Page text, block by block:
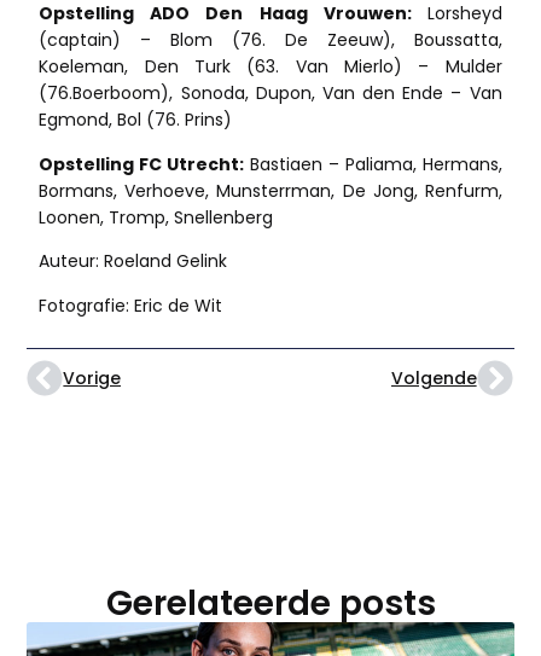
Opstelling ADO Den Haag Vrouwen: Lorsheyd
(captain) – Blom (76. De Zeeuw), Boussatta,
Koeleman, Den Turk (63. Van Mierlo) – Mulder
(76.Boerboom), Sonoda, Dupon, Van den Ende – Van
Egmond, Bol (76. Prins)
Opstelling FC Utrecht: Bastiaen – Paliama, Hermans,
Bormans, Verhoeve, Munsterrman, De Jong, Renfurm,
Loonen, Tromp, Snellenberg
Auteur: Roeland Gelink
Fotografie: Eric de Wit
Vorige Volgende
Gerelateerde posts